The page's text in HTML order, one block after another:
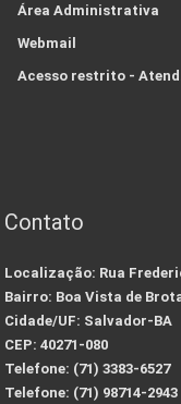
Área Administrativa
Webmail
Acesso restrito -
Contato
Localização: Rua
Bairro: Boa Vista de
Cidade/UF: Salvador-BA
CEP: 40271-080
Telefone: (71) 3383-6527
Telefone: (71) 98714-2943